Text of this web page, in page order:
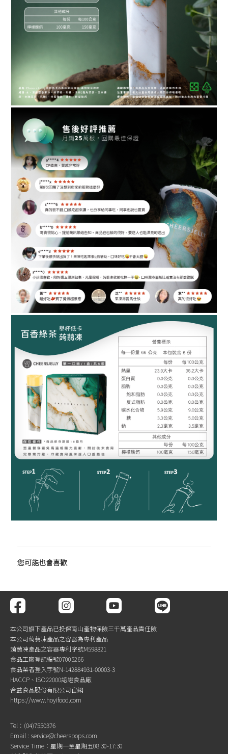
您可能也會喜歡
本公司旗下產品已投保南山產物保險三千萬產品責任險
本公司蒟蒻凍產品之容器為專利產品
蒟蒻凍產品之容器專利字號M598821
食品工廠登記編號07005266
食品業者登入字號N-142884931-00003-3
HACCP、ISO22000認證食品廠
合益食品股份有限公司官網
https://www.hoyifood.com
Tel：(04)7550376
Email : service@cheerspops.com
Service Time：星期一至星期五08:30-17:30